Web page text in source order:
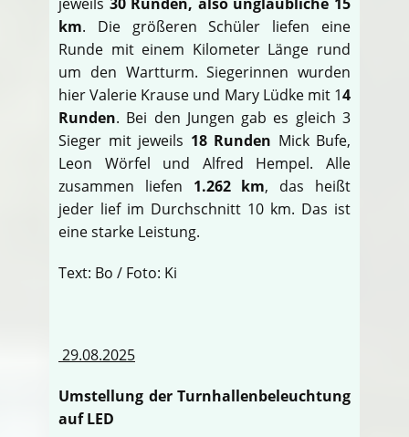
km. Die größeren Schüler liefen eine
Runde mit einem Kilometer Länge rund
um den Wartturm. Siegerinnen wurden
hier Valerie Krause und Mary Lüdke mit 14
Runden. Bei den Jungen gab es gleich 3
Sieger mit jeweils 18 Runden Mick Bufe,
Leon Wörfel und Alfred Hempel. Alle
zusammen liefen 1.262 km, das heißt
jeder lief im Durchschnitt 10 km. Das ist
eine starke Leistung.
Text: Bo / Foto: Ki
29.08.2025
Umstellung der Turnhallenbeleuchtung
auf LED